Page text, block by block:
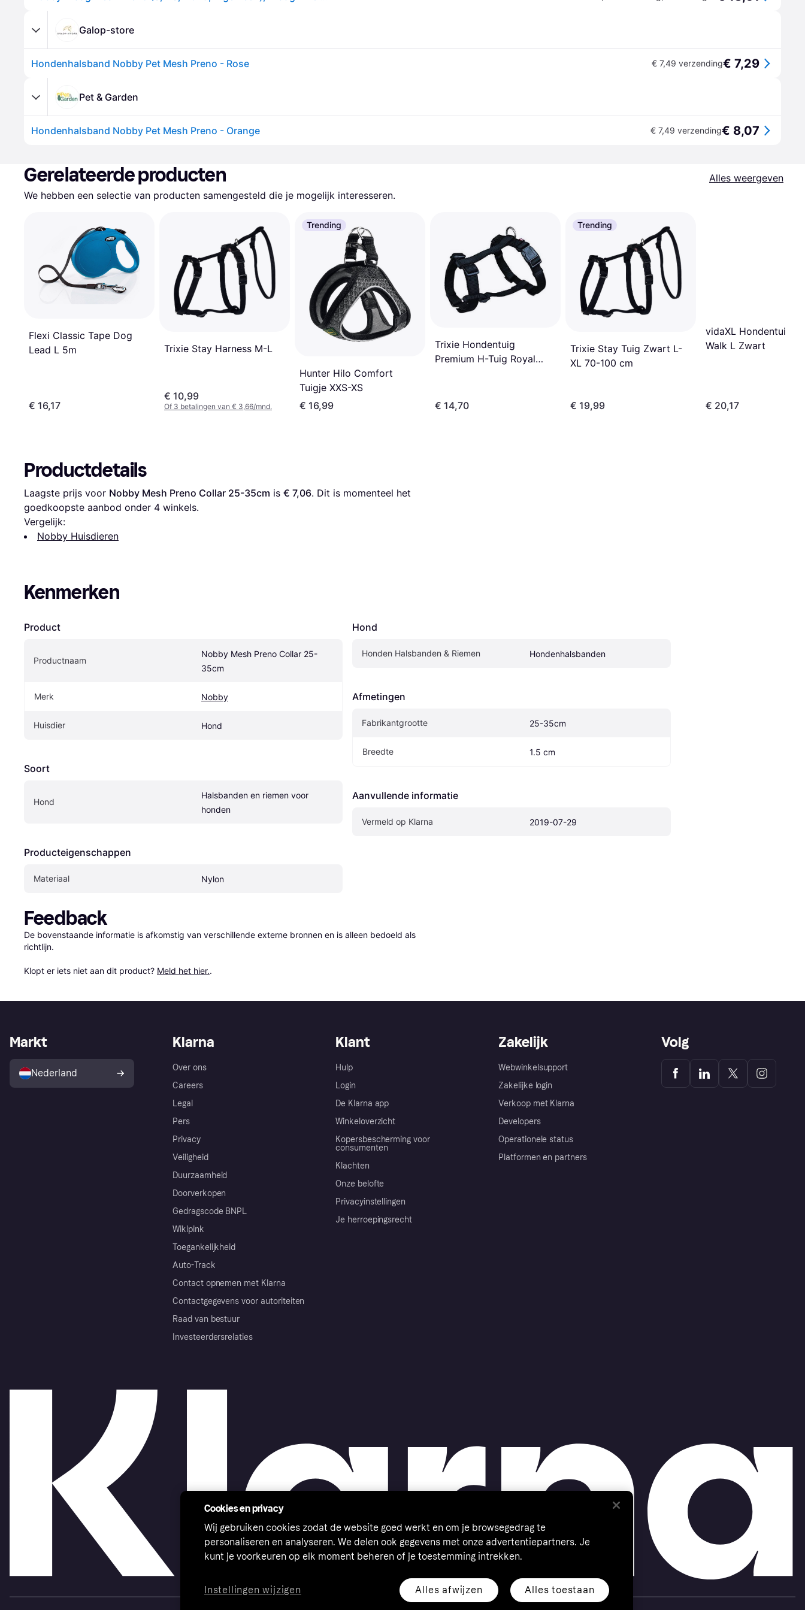
Galop-store
Hondenhalsband Nobby Pet Mesh Preno - Rose € 7,49 verzending€ 7,29
Pet & Garden
Hondenhalsband Nobby Pet Mesh Preno - Orange € 7,49 verzending€ 8,07
Gerelateerde producten
Alles weergeven
We hebben een selectie van producten samengesteld die je mogelijk interesseren.
Flexi Classic Tape Dog
Lead L 5m
€ 16,17
Trixie Stay Harness M-L
€ 10,99
Of 3 betalingen van € 3,66/mnd.
Trending
Hunter Hilo Comfort
Tuigje XXS-XS
€ 16,99
Trixie Hondentuig
Premium H-Tuig Royal
€ 14,70
Trending
Trixie Stay Tuig Zwart L-
XL 70-100 cm
€ 19,99
vidaXL Hondentuig
Walk L Zwart
€ 20,17
Productdetails
Laagste prijs voor Nobby Mesh Preno Collar 25-35cm is € 7,06. Dit is momenteel het
goedkoopste aanbod onder 4 winkels.
Vergelijk:
Nobby Huisdieren
Kenmerken
Product
Productnaam
Nobby Mesh Preno Collar 25-
35cm
Merk Nobby
Huisdier Hond
Soort
Hond
Halsbanden en riemen voor
honden
Producteigenschappen
Materiaal Nylon
Hond
Honden Halsbanden & Riemen Hondenhalsbanden
Afmetingen
Fabrikantgrootte 25-35cm
Breedte 1.5 cm
Aanvullende informatie
Vermeld op Klarna 2019-07-29
Feedback
De bovenstaande informatie is afkomstig van verschillende externe bronnen en is alleen bedoeld als
richtlijn.
Klopt er iets niet aan dit product? Meld het hier..
Klarna
Over ons
Careers
Legal
Pers
Privacy
Veiligheid
Duurzaamheid
Doorverkopen
Gedragscode BNPL
Wikipink
Toegankelijkheid
Auto-Track
Contact opnemen met Klarna
Contactgegevens voor autoriteiten
Raad van bestuur
Investeerdersrelaties
Klant
Hulp
Login
De Klarna app
Winkeloverzicht
Kopersbescherming voor
consumenten
Klachten
Onze belofte
Privacyinstellingen
Je herroepingsrecht
Zakelijk
Webwinkelsupport
Zakelijke login
Verkoop met Klarna
Developers
Operationele status
Platformen en partners
Markt
Nederland
Volg
Cookies en privacy
Wij gebruiken cookies zodat de website goed werkt en om je browsegedrag te
personaliseren en analyseren. We delen ook gegevens met onze advertentiepartners. Je
kunt je voorkeuren op elk moment beheren of je toestemming intrekken.
Alles afwijzen Alles toestaan
Instellingen wijzigen